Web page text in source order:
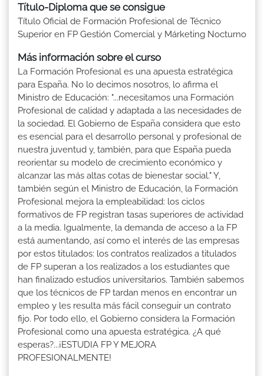
Título-Diploma que se consigue
Título Oficial de Formación Profesional de Técnico
Superior en FP Gestión Comercial y Márketing Nocturno
Más información sobre el curso
La Formación Profesional es una apuesta estratégica
para España. No lo decimos nosotros, lo afirma el
Ministro de Educación: "...necesitamos una Formación
Profesional de calidad y adaptada a las necesidades de
la sociedad. El Gobierno de España considera que esto
es esencial para el desarrollo personal y profesional de
nuestra juventud y, también, para que España pueda
reorientar su modelo de crecimiento económico y
alcanzar las más altas cotas de bienestar social." Y,
también según el Ministro de Educación, la Formación
Profesional mejora la empleabilidad: los ciclos
formativos de FP registran tasas superiores de actividad
a la media. Igualmente, la demanda de acceso a la FP
está aumentando, así como el interés de las empresas
por estos titulados: los contratos realizados a titulados
de FP superan a los realizados a los estudiantes que
han finalizado estudios universitarios. También sabemos
que los técnicos de FP tardan menos en encontrar un
empleo y les resulta más fácil conseguir un contrato
fijo. Por todo ello, el Gobierno considera la Formación
Profesional como una apuesta estratégica. ¿A qué
esperas?...¡ESTUDIA FP Y MEJORA
PROFESIONALMENTE!